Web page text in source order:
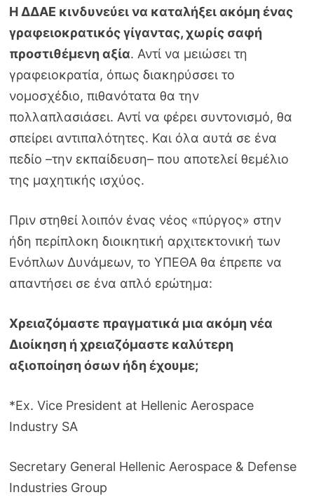
Η ΔΔΑΕ κινδυνεύει να καταλήξει ακόμη ένας
γραφειοκρατικός γίγαντας, χωρίς σαφή
προστιθέμενη αξία. Αντί να μειώσει τη
γραφειοκρατία, όπως διακηρύσσει το
νομοσχέδιο, πιθανότατα θα την
πολλαπλασιάσει. Αντί να φέρει συντονισμό, θα
σπείρει αντιπαλότητες. Και όλα αυτά σε ένα
πεδίο –την εκπαίδευση– που αποτελεί θεμέλιο
της μαχητικής ισχύος.
Πριν στηθεί λοιπόν ένας νέος «πύργος» στην
ήδη περίπλοκη διοικητική αρχιτεκτονική των
Ενόπλων Δυνάμεων, το ΥΠΕΘΑ θα έπρεπε να
απαντήσει σε ένα απλό ερώτημα:
Χρειαζόμαστε πραγματικά μια ακόμη νέα
Διοίκηση ή χρειαζόμαστε καλύτερη
αξιοποίηση όσων ήδη έχουμε;
*Ex. Vice President at Hellenic Aerospace
Industry SA
Secretary General Hellenic Aerospace & Defense
Industries Group